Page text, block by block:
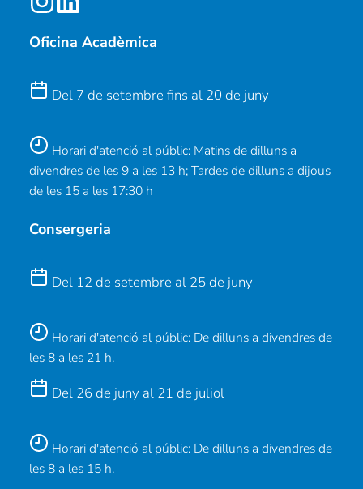
Oficina Acadèmica
Del 7 de setembre fins al 20 de juny
Horari d'atenció al públic: Matins de dilluns a
divendres de les 9 a les 13 h; Tardes de dilluns a dijous
de les 15 a les 17:30 h
Consergeria
Del 12 de setembre al 25 de juny
Horari d'atenció al públic: De dilluns a divendres de
les 8 a les 21 h.
Del 26 de juny al 21 de juliol
Horari d'atenció al públic: De dilluns a divendres de
les 8 a les 15 h.